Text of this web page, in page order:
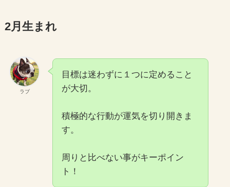
2月生まれ
ラブ
目標は迷わずに１つに定めること
が大切。
積極的な行動が運気を切り開きま
す。
周りと比べない事がキーポイン
ト！